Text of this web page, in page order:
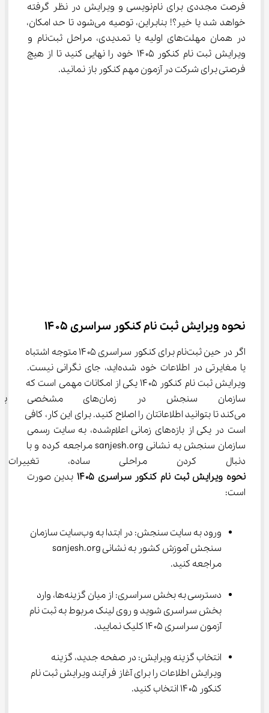
فرصت مجددی برای نام‌نویسی و ویرایش در نظر گرفته
خواهد شد یا خیر؟! بنابراین، توصیه می‌شود تا حد امکان،
در همان مهلت‌های اولیه یا تمدیدی، مراحل ثبت‌نام و
ویرایش ثبت نام کنکور ۱۴۰۵ خود را نهایی کنید تا از هیچ
فرصتی برای شرکت در آزمون مهم کنکور باز نمانید.
نحوه ویرایش ثبت نام کنکور سراسری ۱۴۰۵
اگر در حین ثبت‌نام برای کنکور سراسری ۱۴۰۵ متوجه اشتباه
یا مغایرتی در اطلاعات خود شده‌اید، جای نگرانی نیست.
ویرایش ثبت نام کنکور ۱۴۰۵ یکی از امکانات مهمی است که
سازمان سنجش در
می‌کند تا بتوانید اطلاعاتتان را اصلاح کنید. برای این کار، کافی
است در یکی از بازه‌های زمانی اعلام‌شده، به سایت رسمی
سازمان سنجش به نشانی sanjesh.org مراجعه کرده و با
دنبال کردن مراحلی ساده،
نحوه ویرایش ثبت نام کنکور سراسری ۱۴۰۵
بدین صورت
است:
ورود به سایت سنجش: در ابتدا به وب‌سایت سازمان
مراجعه کنید.
دسترسی به بخش سراسری: از میان گزینه‌ها، وارد
بخش سراسری شوید و روی لینک مربوط به ثبت نام
آزمون سراسری ۱۴۰۵ کلیک نمایید.
انتخاب گزینه ویرایش: در صفحه جدید، گزینه
ویرایش اطلاعات را برای آغاز فرآیند ویرایش ثبت نام
کنکور ۱۴۰۵ انتخاب کنید.